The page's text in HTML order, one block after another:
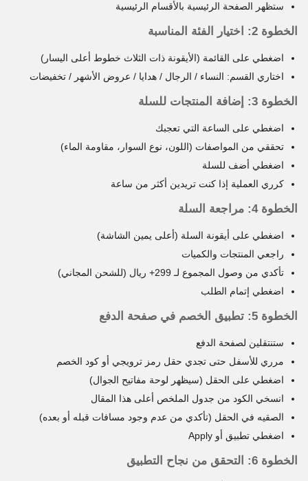
ستظهر الصفحة الرئيسية بالأقسام الرئيسية
الخطوة 2: اختيار الفئة المناسبة
اضغطي على القائمة (الأيقونة ذات الثلاث خطوط أعلى اليسار)
اختاري القسم: النساء / الرجال / هدايا / عروض الأشهر / تخفيضات
الخطوة 3: إضافة المنتجات للسلة
اضغطي على الساعة التي تعجبك
تحققي من المواصفات (اللون، نوع السوار، مقاومة الماء)
اضغطي أضف للسلة
كرري العملية إذا كنت تريدين أكثر من ساعة
الخطوة 4: مراجعة السلة
اضغطي على أيقونة السلة (أعلى يمين الشاشة)
راجعي المنتجات والكميات
تأكدي من وصول المجموع لـ 299+ ريال (للشحن المجاني)
اضغطي إتمام الطلب
الخطوة 5: تطبيق الخصم في صفحة الدفع
ستنتقلين لصفحة الدفع
مرري للأسفل حتى تجدي حقل رمز ترويجي أو كود الخصم
اضغطي على الحقل (سيظهر لوحة مفاتيح الجوال)
انسخي الكود من جدول الملخص أعلى هذا المقال
الصقيه في الحقل (تأكدي من عدم وجود مسافات قبله أو بعده)
اضغطي تطبيق أو Apply
الخطوة 6: التحقق من نجاح التطبيق